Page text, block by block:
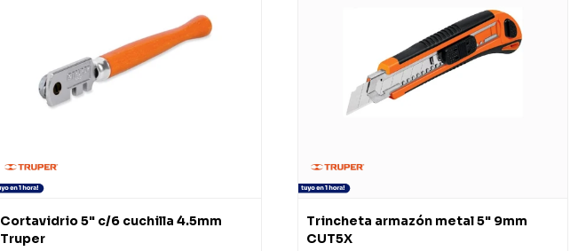
Cortavidrio 5" c/6 cuchilla 4.5mm
Truper
Trincheta armazón metal 5" 9mm
CUT5X